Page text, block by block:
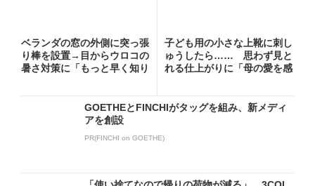
ベランダの窓の外側に突っ張
り棒を設置→目からウロコの
暑さ対策に「もっと早く知り
子ども用の小さな上靴に刺し
ゅうしたら…… 思わず見と
れる仕上がりに「母の愛を感
GOETHEとFINCHIがタッグを組み、新メディ
アを創設
PR(FINCHI on GOETHE)